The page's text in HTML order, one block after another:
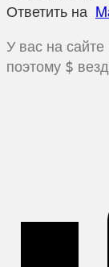
Ответить на
У вас на
поэтому $